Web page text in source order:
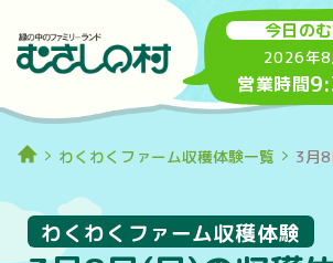
今日の
2026年
営業時間
わくわくファーム収穫体験一覧 3月
わくわくファーム収穫体験